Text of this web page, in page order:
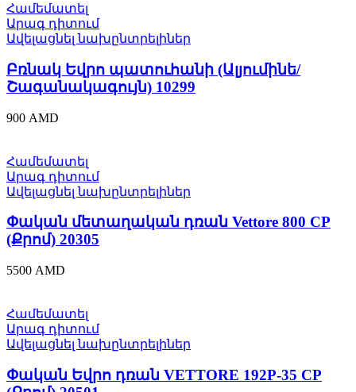
Համեմատել
Արագ դիտում
Ավելացնել նախընտրելիներ
Բռնակ Եվրո պատուհանի (Ալյումինե/
Շագանակագույն) 10299
900 AMD
Համեմատել
Արագ դիտում
Ավելացնել նախընտրելիներ
Փական մետաղական դռան Vettore 800 CP
(Քրոմ) 20305
5500 AMD
Համեմատել
Արագ դիտում
Ավելացնել նախընտրելիներ
Փական Եվրո դռան VЕTTORE 192P-35 CP